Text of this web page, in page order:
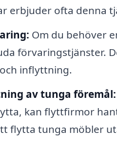
erbjuder ofta denna
Om du behöver
förvaringstjänster.
inflyttning.
av tunga föremål:
kan flyttfirmor
flytta tunga möbler